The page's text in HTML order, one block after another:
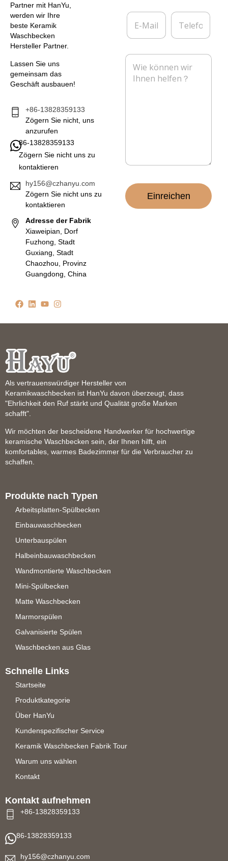
Partner mit HanYu,
werden wir Ihre
beste Keramik
Waschbecken
Hersteller Partner.
Lassen Sie uns
gemeinsam das
Geschäft ausbauen!
+86-13828359133
Zögern Sie nicht, uns
anzurufen
86-13828359133
Zögern Sie nicht uns zu
kontaktieren
hy156@czhanyu.com
Zögern Sie nicht uns zu
kontaktieren
Adresse der Fabrik
Xiaweipian, Dorf
Fuzhong, Stadt
Guxiang, Stadt
Chaozhou, Provinz
Guangdong, China
*
r
h
n
E
M
i
T
l
f
o
n
N
Einreichen
Als vertrauenswürdiger Hersteller von
Keramikwaschbecken ist HanYu davon überzeugt, dass
"Ehrlichkeit den Ruf stärkt und Qualität große Marken
schafft".
Wir möchten der bescheidene Handwerker für hochwertige
keramische Waschbecken sein, der Ihnen hilft, ein
komfortables, warmes Badezimmer für die Verbraucher zu
schaffen.
Produkte nach Typen
Arbeitsplatten-Spülbecken
Einbauwaschbecken
Unterbauspülen
Halbeinbauwaschbecken
Wandmontierte Waschbecken
Mini-Spülbecken
Matte Waschbecken
Marmorspülen
Galvanisierte Spülen
Waschbecken aus Glas
Schnelle Links
Startseite
Produktkategorie
Über HanYu
Kundenspezifischer Service
Keramik Waschbecken Fabrik Tour
Warum uns wählen
Kontakt
Kontakt aufnehmen
+86-13828359133
86-13828359133
hy156@czhanyu.com